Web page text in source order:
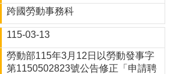
跨國勞動事務科
115-03-13
勞動部115年3月12日以勞動發事字
第1150502823號公告修正「申請聘